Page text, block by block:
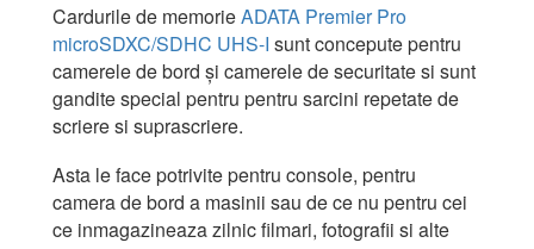
Cardurile de memorieADATA Premier Pro
microSDXC/SDHC UHS-I sunt concepute pentru
camerele de bord și camerele de securitate si sunt
gandite special pentru pentru sarcini repetate de
scriere si suprascriere.
Asta le face potrivite pentru console, pentru
camera de bord a masinii sau de ce nu pentru cei
ce inmagazineaza zilnic filmari, fotografii si alte